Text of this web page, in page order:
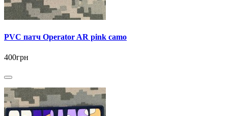
PVC патч Operator AR pink camo
400грн